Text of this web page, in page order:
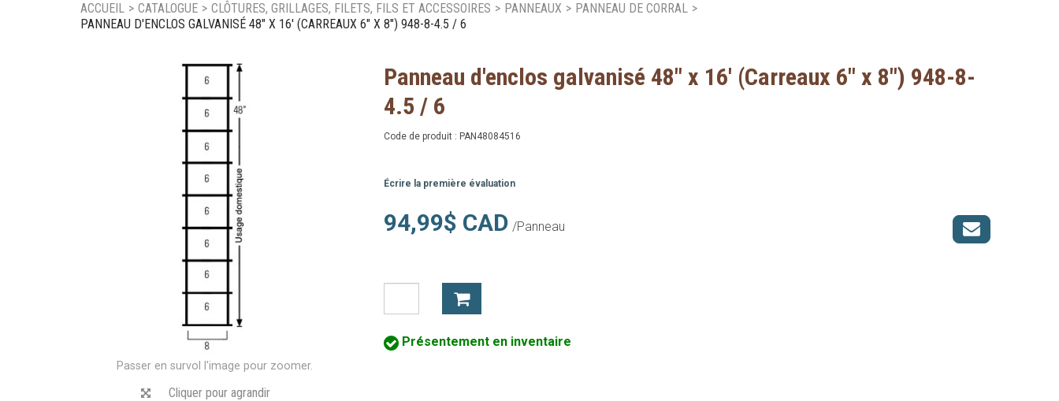
ACCUEIL > CATALOGUE > CLÔTURES, GRILLAGES, FILETS, FILS ET ACCESSOIRES > PANNEAUX > PANNEAU DE CORRAL >
PANNEAU D'ENCLOS GALVANISÉ 48" X 16' (CARREAUX 6" X 8") 948-8-4.5 / 6
Passer en survol l'image pour zoomer.
Cliquer pour agrandir
Panneau d'enclos galvanisé 48" x 16' (Carreaux 6" x 8") 948-8-
4.5 / 6
Code de produit : PAN48084516
Écrire la première évaluation
94,99$ CAD /Panneau
Présentement en inventaire